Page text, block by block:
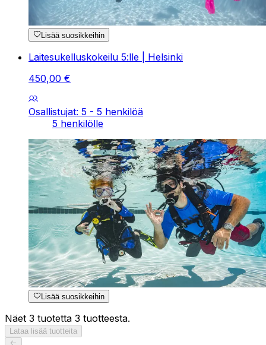
Lisää suosikkeihin
Laitesukelluskokeilu 5:lle | Helsinki
450,00 €
Osallistujat: 5 - 5 henkilöä
5 henkilölle
Lisää suosikkeihin
Näet 3 tuotetta 3 tuotteesta.
Lataa lisää tuotteita